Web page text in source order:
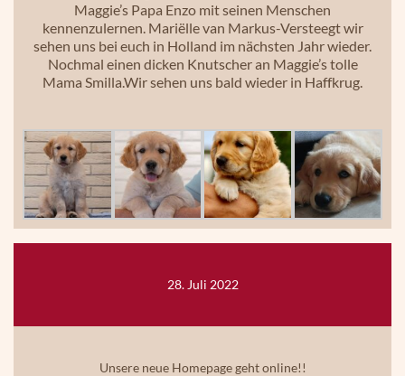
Maggie’s Papa Enzo mit seinen Menschen
kennenzulernen. Mariëlle van Markus-Versteegt wir
sehen uns bei euch in Holland im nächsten Jahr wieder.
Nochmal einen dicken Knutscher an Maggie’s tolle
Mama Smilla.Wir sehen uns bald wieder in Haffkrug.
28. Juli 2022
Unsere neue Homepage geht online!!